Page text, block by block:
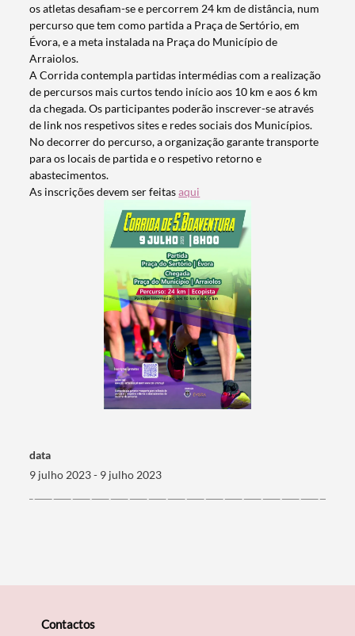
Termo de Pesquisa
Categorias gerais
Filtros
os atletas desafiam-se e percorrem 24 km de distância, num
percurso que tem como partida a Praça de Sertório, em
Évora, e a meta instalada na Praça do Município de
Arraiolos.
A Corrida contempla partidas intermédias com a realização
de percursos mais curtos tendo início aos 10 km e aos 6 km
da chegada. Os participantes poderão inscrever-se através
de link nos respetivos sites e redes sociais dos Municípios.
No decorrer do percurso, a organização garante transporte
para os locais de partida e o respetivo retorno e
abastecimentos.
As inscrições devem ser feitasaqui
data
9 julho 2023 - 9 julho 2023
Contactos